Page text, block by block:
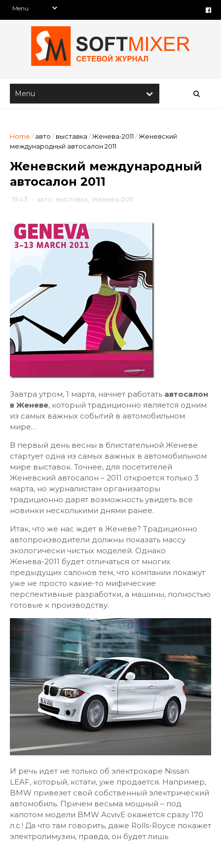
Home / авто / выставка /Женева-2011 /Женевский
международный автосалон 2011
Женевский международный
автосалон 2011
19:43 - авто выставка Женева-2011
Завтра утром, 1 марта, начнет работать автосалон
в Женеве, который традиционно является одним
из самых важных событий в автомобильном
мире…
В первый день весны в блистательной Женеве
стартует одна из самых важных в автомобильном
мире выставок. Точнее, для посетителей
Женевский автосалон – 2011 откроется только 3
марта, но журналистам организаторы
традиционно дарят возможность увидеть все
новинки несколькими днями ранее.
Итак, что же нас ждет в Женеве? Традиционно
автопроизводители должны показать массу
экологически чистых моделей. Однако
Женева-2011 будет отличаться от многих
предыдущих салонов тем, что компании покажут
уже не просто какие-то мифические
перспективные разработки, а машины, полностью
готовые к производству.
И речь идет не только об электрокаре Nissan
LEAF, который, кстати, уже продается. Например,
BMW привезет свой собственный электрический
автомобиль. Причем весьма мощный – под
капотом модели BMW AcvivE окажется сразу 170
л.с.! Да что там говорить, даже Rolls-Royce покажет
электролимузин, правда, он будет лишь